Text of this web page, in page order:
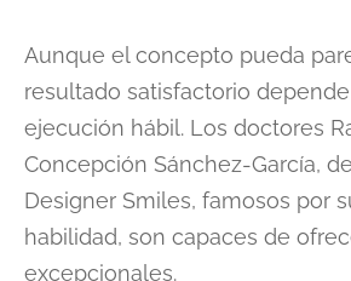
Aunque el concepto pueda
resultado satisfactorio
ejecución hábil. Los doctores
Concepción Sánchez-García,
Designer Smiles, famosos por
habilidad, son capaces de
excepcionales.